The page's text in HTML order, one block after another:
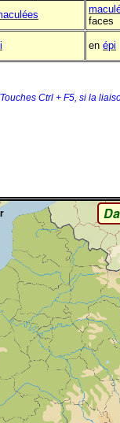
faces
en épi
Ctrl + F5, si la